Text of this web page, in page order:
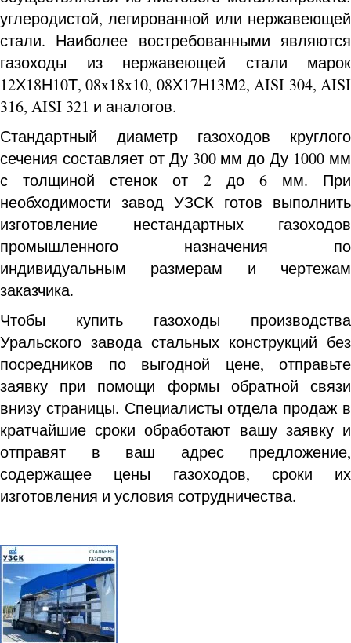
углеродистой, легированной или нержавеющей
стали. Наиболее востребованными являются
газоходы из нержавеющей стали марок
12Х18Н10Т, 08x18x10, 08Х17Н13М2, AISI 304, AISI
316, AISI 321 и аналогов.
Стандартный диаметр газоходов круглого
сечения составляет от Ду 300 мм до Ду 1000 мм
с толщиной стенок от 2 до 6 мм. При
необходимости завод УЗСК готов выполнить
изготовление нестандартных газоходов
промышленного назначения по
индивидуальным размерам и чертежам
заказчика.
Чтобы купить газоходы производства
Уральского завода стальных конструкций без
посредников по выгодной цене, отправьте
заявку при помощи формы обратной связи
внизу страницы. Специалисты отдела продаж в
кратчайшие сроки обработают вашу заявку и
отправят в ваш адрес предложение,
содержащее цены газоходов, сроки их
изготовления и условия сотрудничества.